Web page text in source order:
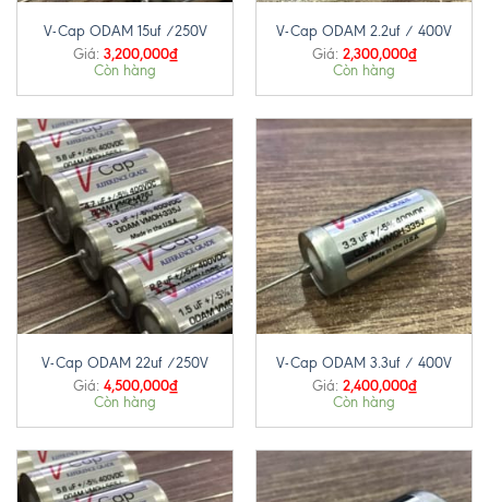
V-Cap ODAM 15uf /250V
Giá: 3,200,000₫
Còn hàng
V-Cap ODAM 2.2uf / 400V
Giá: 2,300,000₫
Còn hàng
V-Cap ODAM 22uf /250V
Giá: 4,500,000₫
Còn hàng
V-Cap ODAM 3.3uf / 400V
Giá: 2,400,000₫
Còn hàng